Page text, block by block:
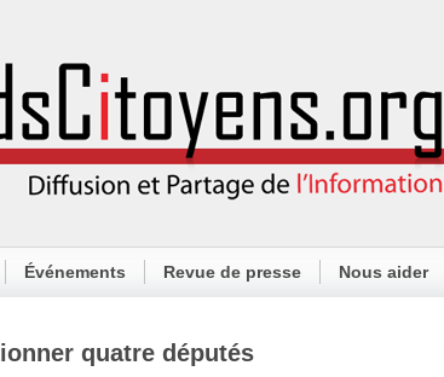
Événements Revue de presse Nous aider
quatre députés